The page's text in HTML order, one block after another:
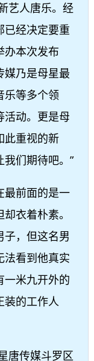
艺人唐乐。经
已经决定要重
办本次发布
媒乃是母星最
乐等多个领
活动。更是母
此重视的新
们期待吧。”
最前面的是一
衣着朴素。
子，但这名男
法看到他真实
一米九开外的
装的工作人
唐传媒斗罗区